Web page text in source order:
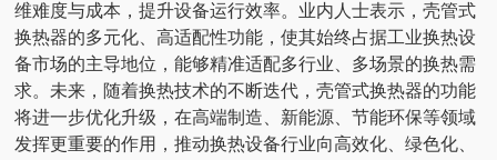
维难度与成本，提升设备运行效率。业内人士表示，壳管式
换热器的多元化、高适配性功能，使其始终占据工业换热设
备市场的主导地位，能够精准适配多行业、多场景的换热需
求。未来，随着换热技术的不断迭代，壳管式换热器的功能
将进一步优化升级，在高端制造、新能源、节能环保等领域
发挥更重要的作用，推动换热设备行业向高效化、绿色化、